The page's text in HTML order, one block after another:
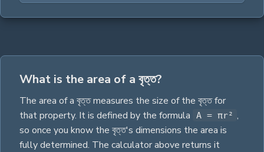
What is the area of a বৃত্ত?
The area of a বৃত্তmeasures the size of the বৃত্তfor
that property. It is defined by the formula A = πr² ,
so once you know the বৃত্ত's dimensions the area is
fully determined. The calculator above returns it